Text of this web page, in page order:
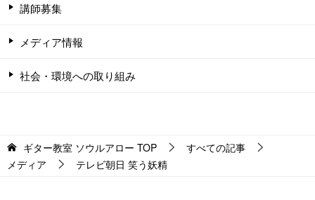
講師募集
メディア情報
社会・環境への取り組み
ギター教室 ソウルアロー TOP
すべての記事
メディア
テレビ朝日 笑う妖精